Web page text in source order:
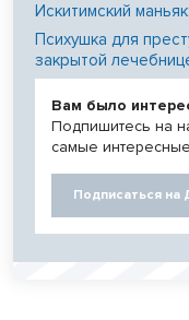
Искитимский
Психушка для
закрытой
Вам было
Подпишитесь на
самые
Подписаться на